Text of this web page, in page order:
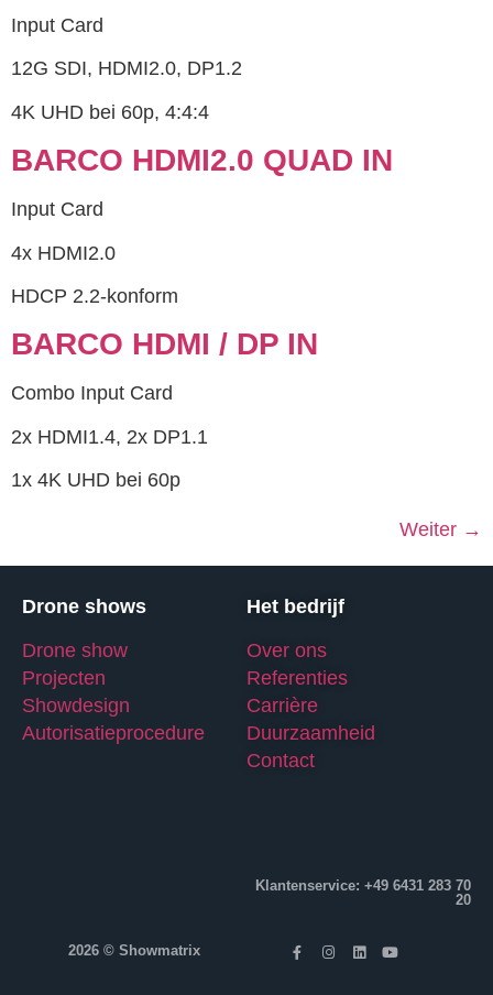
Input Card
12G SDI, HDMI2.0, DP1.2
4K UHD bei 60p, 4:4:4
BARCO HDMI2.0 QUAD IN
Input Card
4x HDMI2.0
HDCP 2.2-konform
BARCO HDMI / DP IN
Combo Input Card
2x HDMI1.4, 2x DP1.1
1x 4K UHD bei 60p
Weiter →
Drone shows
Drone show
Projecten
Showdesign
Autorisatieprocedure
Het bedrijf
Over ons
Referenties
Carrière
Duurzaamheid
Contact
Klantenservice: +49 6431 283 70
20
2026 © Showmatrix